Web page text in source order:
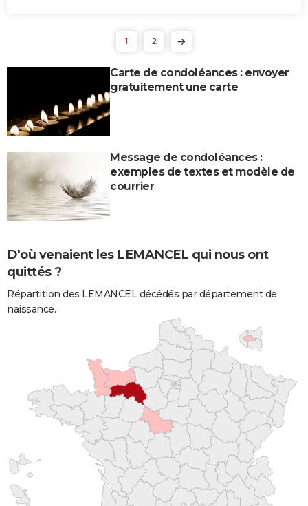
1 2
Carte de condoléances : envoyer
gratuitement une carte
Message de condoléances :
exemples de textes et modèle de
courrier
D'où venaient les LEMANCEL qui nous ont
quittés ?
Répartition des LEMANCEL décédés par département de
naissance.